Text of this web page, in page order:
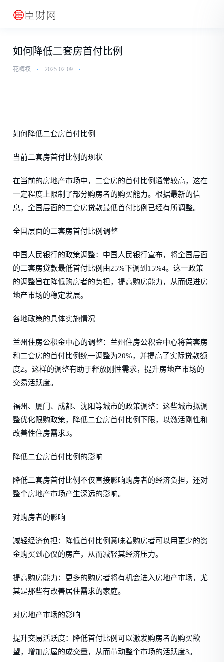
如何降低二套房首付比例
花裤衩 ⋅ 2025-02-09 ⋅
如何降低二套房首付比例
当前二套房首付比例的现状
在当前的房地产市场中，二套房的首付比例通常较高，这在
一定程度上限制了部分购房者的购买能力。根据最新的信
息，全国层面的二套房贷款最低首付比例已经有所调整。
全国层面的二套房首付比例调整
中国人民银行的政策调整：中国人民银行宣布，将全国层面
的二套房贷款最低首付比例由25%下调到15%4。这一政策
的调整旨在降低购房者的负担，提高购房能力，从而促进房
地产市场的稳定发展。
各地政策的具体实施情况
兰州住房公积金中心的调整：兰州住房公积金中心将首套房
和二套房的首付比例统一调整为20%，并提高了实际贷款额
度2。这样的调整有助于释放刚性需求，提升房地产市场的
交易活跃度。
福州、厦门、成都、沈阳等城市的政策调整：这些城市拟调
整优化限购政策，降低二套房首付比例下限，以激活刚性和
改善性住房需求3。
降低二套房首付比例的影响
降低二套房首付比例不仅直接影响购房者的经济负担，还对
整个房地产市场产生深远的影响。
对购房者的影响
减轻经济负担：降低首付比例意味着购房者可以用更少的资
金购买到心仪的房产，从而减轻其经济压力。
提高购房能力：更多的购房者将有机会进入房地产市场，尤
其是那些有改善居住需求的家庭。
对房地产市场的影响
提升交易活跃度：降低首付比例可以激发购房者的购买欲
望，增加房屋的成交量，从而带动整个市场的活跃度3。